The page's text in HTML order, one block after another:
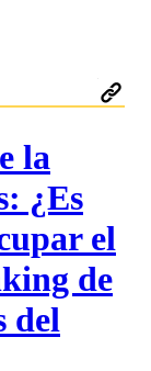
la
¿Es
el
de
del